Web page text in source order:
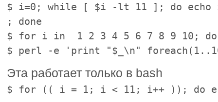
$ i=0; while [ $i -lt 11 ]; do echo
; done
$ for i in 1 2 3 4 5 6 7 8 9 10; do
$ perl -e 'print "$_\n"
Эта работает только в bash
$ for (( i = 1; i < 11; i++ )); do